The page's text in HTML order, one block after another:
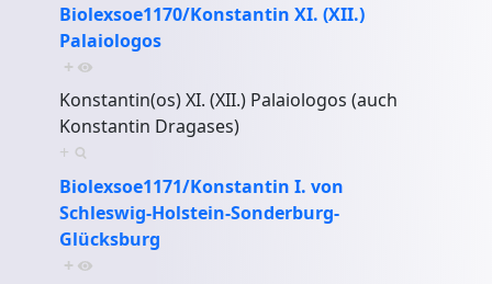
Biolexsoe1170/Konstantin XI. (XII.)
Palaiologos
+
Konstantin(os) XI. (XII.) Palaiologos (auch
Konstantin Dragases)
+
Biolexsoe1171/Konstantin I. von
Schleswig-Holstein-Sonderburg-
Glücksburg
+